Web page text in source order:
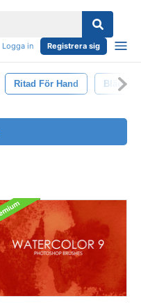
Logga in Registrera sig
Ritad För Hand Bläck